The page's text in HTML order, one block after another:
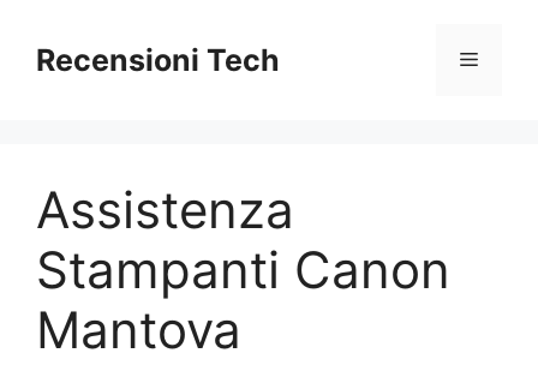
contenuto
Recensioni Tech Menu
Assistenza
Stampanti Canon
Mantova